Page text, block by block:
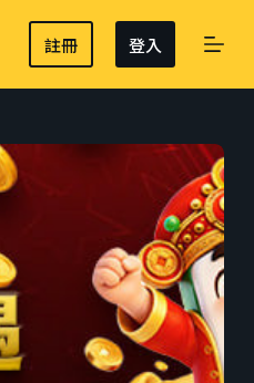
註冊 登入